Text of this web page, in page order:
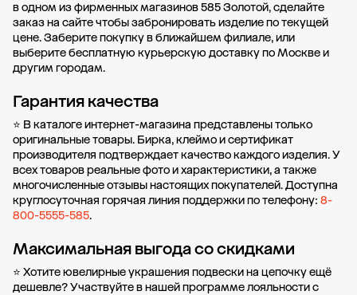
в одном из фирменных магазинов 585 Золотой, сделайте
заказ на сайте чтобы забронировать изделие по текущей
цене. Заберите покупку вближайшем филиале, или
выберите бесплатную курьерскую доставку по Москве и
другим городам.
Гарантия качества
⭐ В каталоге интернет-магазина представлены только
оригинальные товары. Бирка, клеймо и сертификат
производителя подтверждает качество каждого изделия. У
всех товаров реальные фото и характеристики, а также
многочисленные отзывы настоящих покупателей. Доступна
круглосуточная горячая линия поддержки по телефону: 8-
800-5555-585.
Максимальная выгода со скидками
⭐ Хотите ювелирные украшения подвески на цепочку ещё
дешевле? Участвуйте в нашейпрограмме лояльностис